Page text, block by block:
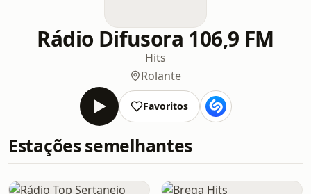
Rádio Difusora 106,9 FM
Hits
Rolante
Favoritos
Estações semelhantes